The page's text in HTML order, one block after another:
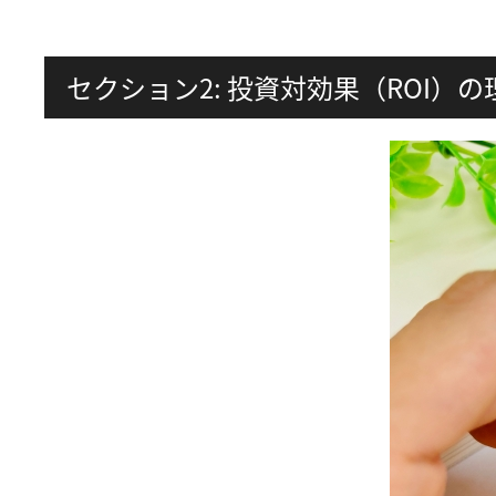
セクション2: 投資対効果（ROI）の